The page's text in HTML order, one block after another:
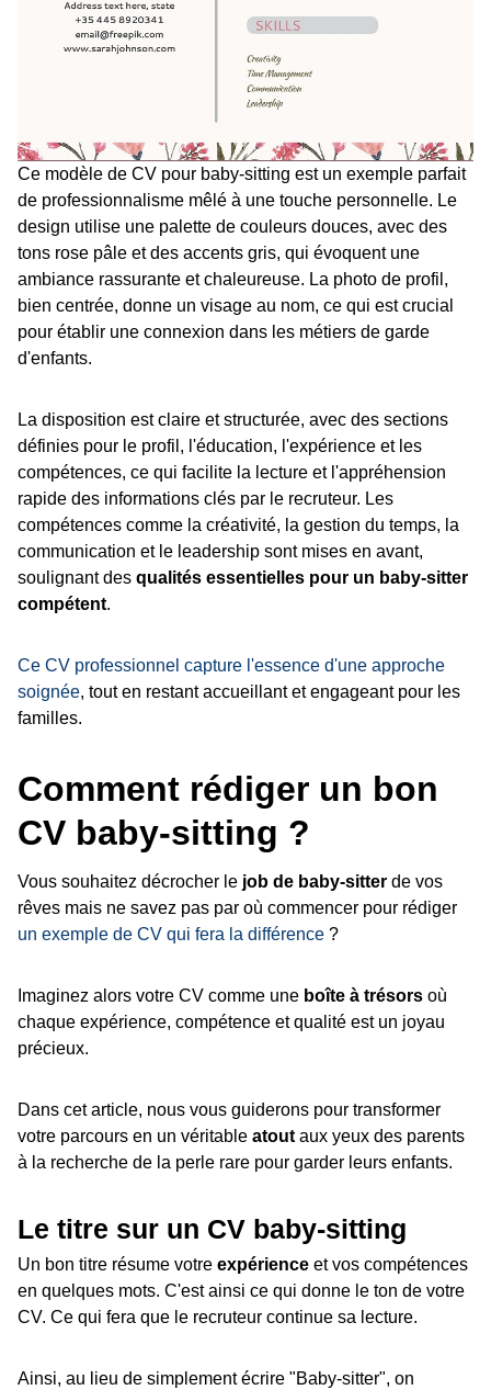
Ce modèle de CV pour baby-sitting est un exemple parfait
de professionnalisme mêlé à une touche personnelle. Le
design utilise une palette de couleurs douces, avec des
tons rose pâle et des accents gris, qui évoquent une
ambiance rassurante et chaleureuse. La photo de profil,
bien centrée, donne un visage au nom, ce qui est crucial
pour établir une connexion dans les métiers de garde
d'enfants.
La disposition est claire et structurée, avec des sections
définies pour le profil, l'éducation, l'expérience et les
compétences, ce qui facilite la lecture et l'appréhension
rapide des informations clés par le recruteur. Les
compétences comme la créativité, la gestion du temps, la
communication et le leadership sont mises en avant,
soulignant des qualités essentielles pour un baby-sitter
compétent.
Ce CV professionnel capture l'essence d'une approche
soignée, tout en restant accueillant et engageant pour les
familles.
Comment rédiger un bon
CV baby-sitting ?
Vous souhaitez décrocher le job de baby-sitter de vos
rêves mais ne savez pas par où commencer pour rédiger
un exemple de CV qui fera la différence ?
Imaginez alors votre CV comme une boîte à trésors où
chaque expérience, compétence et qualité est un joyau
précieux.
Dans cet article, nous vous guiderons pour transformer
votre parcours en un véritable atout aux yeux des parents
à la recherche de la perle rare pour garder leurs enfants.
Le titre sur un CV baby-sitting
Un bon titre résume votre expérience et vos compétences
en quelques mots. C'est ainsi ce qui donne le ton de votre
CV. Ce qui fera que le recruteur continue sa lecture.
Ainsi, au lieu de simplement écrire "Baby-sitter", on